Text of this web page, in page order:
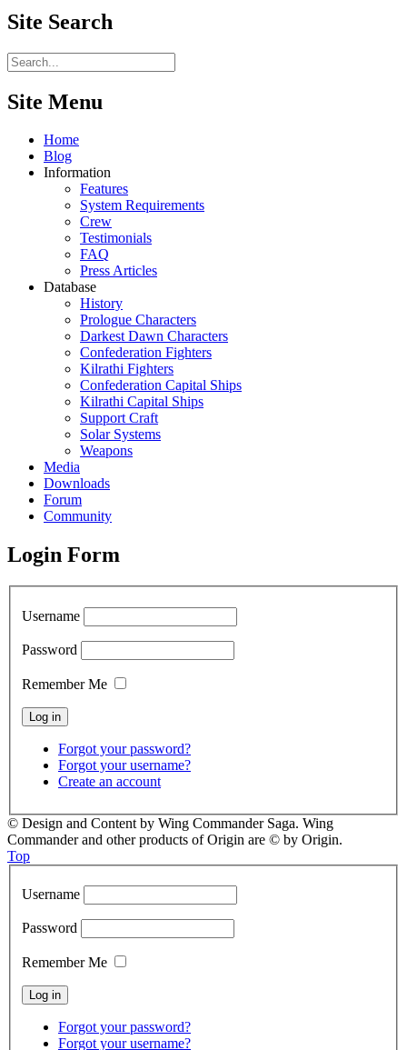
Site Search
Site Menu
Home
Blog
Information
Features
System Requirements
Crew
Testimonials
FAQ
Press Articles
Database
History
Prologue Characters
Darkest Dawn Characters
Confederation Fighters
Kilrathi Fighters
Confederation Capital Ships
Kilrathi Capital Ships
Support Craft
Solar Systems
Weapons
Media
Downloads
Forum
Community
Login Form
Username
Password
Remember Me
Forgot your password?
Forgot your username?
Create an account
© Design and Content by Wing Commander Saga. Wing
Commander and other products of Origin are © by Origin.
Top
Username
Password
Remember Me
Forgot your password?
Forgot your username?